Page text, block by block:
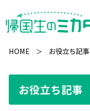
HOME お役立ち記事
お役立ち記事